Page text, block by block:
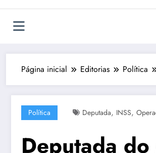
Página inicial Editorias Política
Política Deputada, INSS,
Deputada